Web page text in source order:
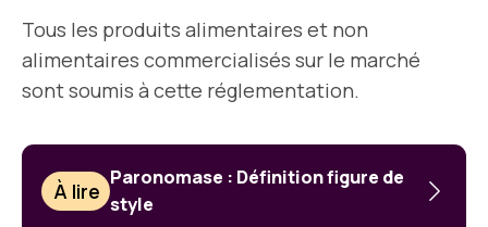
Tous les produits alimentaires et non
alimentaires commercialisés sur le marché
sont soumis à cette réglementation.
À lire
Paronomase : Définition figure de
style